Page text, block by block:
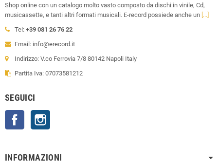
Shop online con un catalogo molto vasto composto da dischi in vinile, Cd,
musicassette, e tanti altri formati musicali. E-record possiede anche un [...]
Tel: +39 081 26 76 22
Email: info@erecord.it
Indirizzo: V.co Ferrovia 7/8 80142 Napoli Italy
Partita Iva: 07073581212
SEGUICI
Facebook
INFORMAZIONI